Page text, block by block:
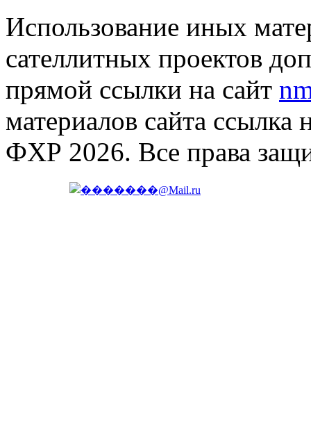
Использование иных
сателлитных проектов
прямой ссылки на сайт
материалов сайта ссылка
ФХР 2026. Все права